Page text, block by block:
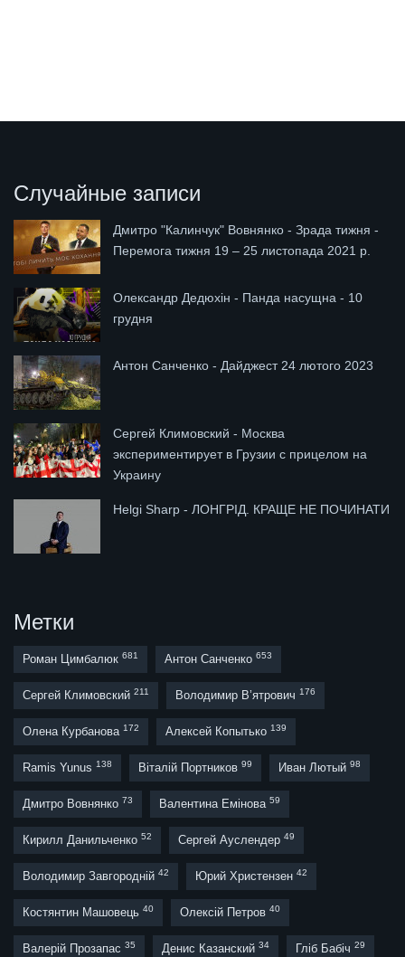
Случайные записи
Дмитро "Калинчук" Вовнянко - Зрада тижня -
Перемога тижня 19 – 25 листопада 2021 р.
Олександр Дедюхін - Панда насущна - 10
грудня
Антон Санченко - Дайджест 24 лютого 2023
Сергей Климовский - Москва
экспериментирует в Грузии с прицелом на
Украину
Helgi Sharp - ЛОНГРІД. КРАЩЕ НЕ ПОЧИНАТИ
Метки
Роман Цимбалюк 681 Антон Санченко 653
Сергей Климовский 211 Володимир В’ятрович 176
Олена Курбанова 172 Алексей Копытько 139
Ramis Yunus 138 Віталій Портников 99 Иван Лютый 98
Дмитро Вовнянко 73 Валентина Емінова 59
Кирилл Данильченко 52 Сергей Ауслендер 49
Володимир Завгородній 42 Юрий Христензен 42
Костянтин Машовець 40 Олексій Петров 40
Валерій Прозапас 35 Денис Казанский 34 Гліб Бабіч 29